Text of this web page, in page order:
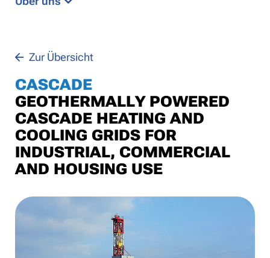
Zur Übersicht
CASCADE
GEOTHERMALLY POWERED
CASCADE HEATING AND
COOLING GRIDS FOR
INDUSTRIAL, COMMERCIAL
AND HOUSING USE